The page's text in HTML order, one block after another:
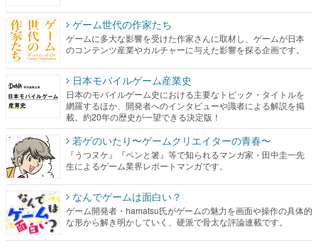
ゲーム世代の作家たち
ゲームに多大な影響を受けた作家さんに取材し、ゲームが日本
のコンテンツ産業やカルチャーに与えた影響を探る企画です。
日本モバイルゲーム産業史
日本のモバイルゲーム史における主要なトピック・タイトルを
網羅するほか、開発者へのインタビューや識者による解説を掲
載。約20年の歴史が一望できる決定版！
若ゲのいたり〜ゲームクリエイターの青春〜
『うつヌケ』『ペンと箸』等で知られるマンガ家・田中圭一先
生によるゲーム業界レポートマンガです。
なんでゲームは面白い？
ゲーム開発者・hamatsu氏がゲームの魅力を画面や操作の具体的
な形から解き明かしていく、硬派で骨太な評論連載です。